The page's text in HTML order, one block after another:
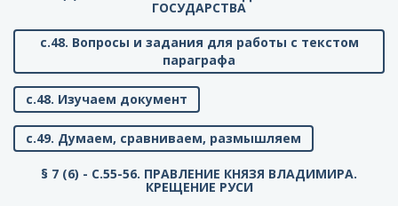
ГОСУДАРСТВА
с.48. Вопросы и задания для работы с текстом
параграфа
с.48. Изучаем документ
с.49. Думаем, сравниваем, размышляем
§ 7 (6) - C.55-56. ПРАВЛЕНИЕ КНЯЗЯ ВЛАДИМИРА.
КРЕЩЕНИЕ РУСИ